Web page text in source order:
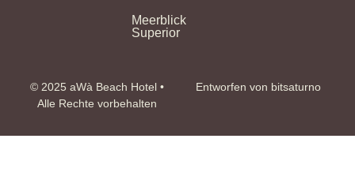
Meerblick
Superior
© 2025 aWà Beach Hotel •
Alle Rechte vorbehalten
Entworfen von bitsaturno